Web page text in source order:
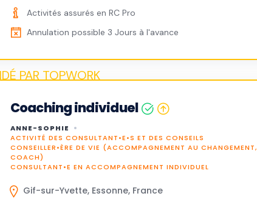
Activités assurés en RC Pro
Annulation possible 3 Jours à l'avance
Coaching individuel
ANNE-SOPHIE
ACTIVITÉ DES CONSULTANT•E•S ET DES CONSEILS
CONSEILLER•ÈRE DE VIE (ACCOMPAGNEMENT AU CHANGEMENT,
COACH)
CONSULTANT•E EN ACCOMPAGNEMENT INDIVIDUEL
Gif-sur-Yvette, Essonne, France